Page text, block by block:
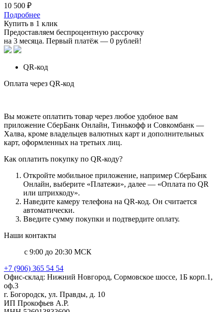
10 500 ₽
Подробнее
Купить в 1 клик
Предоставляем беспроцентную рассрочку
на 3 месяца. Первый платёж — 0 рублей!
QR-код
Оплата через QR-код
Вы можете оплатить товар через любое удобное вам
приложение СберБанк Онлайн, Тинькофф и Совкомбанк —
Халва, кроме владельцев валютных карт и дополнительных
карт, оформленных на третьих лиц.
Как оплатить покупку по QR-коду?
Откройте мобильное приложение, например СберБанк
Онлайн, выберите «Платежи», далее — «Оплата по QR
или штрихкоду».
Наведите камеру телефона на QR-код. Он считается
автоматически.
Введите сумму покупки и подтвердите оплату.
Наши контакты
с 9:00 до 20:30 МСК
+7 (906) 365 54 54
Офис-склад: Нижний Новгород, Сормовское шоссе, 1Б корп.1,
оф.3
г. Богородск, ул. Правды, д. 10
ИП Прокофьев А.Р.